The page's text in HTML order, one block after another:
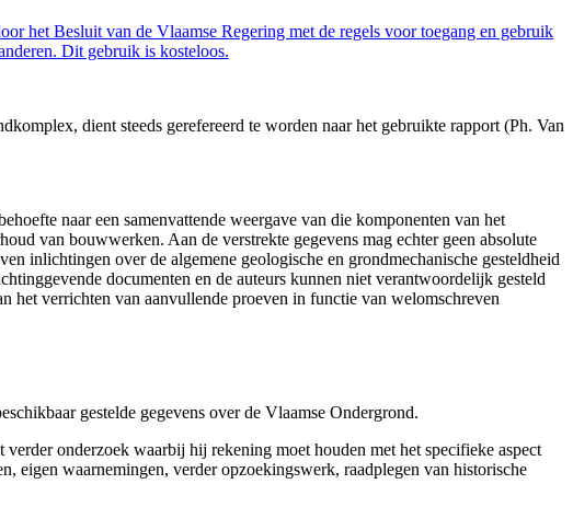
het Besluit van de Vlaamse Regering met de regels voor toegang en gebruik
Dit gebruik is kosteloos.
dient steeds gerefereerd te worden naar het gebruikte rapport (Ph. Van
naar een samenvattende weergave van die komponenten van het
van bouwwerken. Aan de verstrekte gegevens mag echter geen absolute
inlichtingen over de algemene geologische en grondmechanische gesteldheid
documenten en de auteurs kunnen niet verantwoordelijk gesteld
het verrichten van aanvullende proeven in functie van welomschreven
gestelde gegevens over de Vlaamse Ondergrond.
onderzoek waarbij hij rekening moet houden met het specifieke aspect
eigen waarnemingen, verder opzoekingswerk, raadplegen van historische